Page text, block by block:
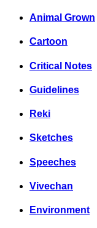
Animal Grown
Cartoon
Critical Notes
Guidelines
Reki
Sketches
Speeches
Vivechan
Environment